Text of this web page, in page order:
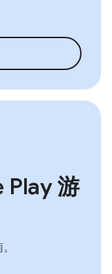
Play 游